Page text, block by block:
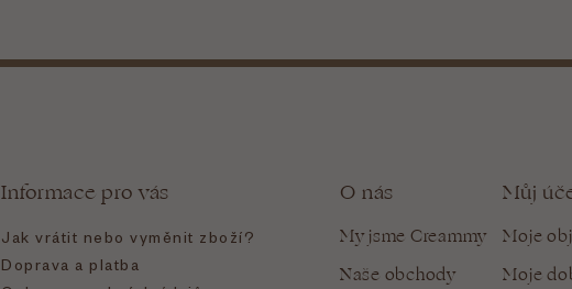
Informace pro vás
Jak vrátit nebo vyměnit zboží?
Doprava a platba
O nás
My jsme Creammy
Naše obchody
Můj
Moje
Moje